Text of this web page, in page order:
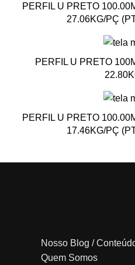
PERFIL U PRETO
27.06KG/PÇ
PERFIL U PRETO
PERFIL U PRETO
17.46KG/PÇ
Nosso Blog /
Quem Somos